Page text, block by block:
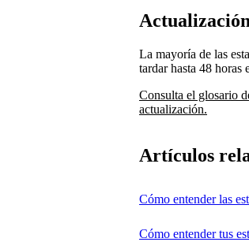
La mayoría de las
tardar hasta 48 horas
Consulta el glosario
actualización.
Artículos
Cómo entender las
Cómo entender tus